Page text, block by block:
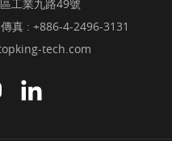
工業九路49號
傳真 : +886-4-2496-3131
tech.com